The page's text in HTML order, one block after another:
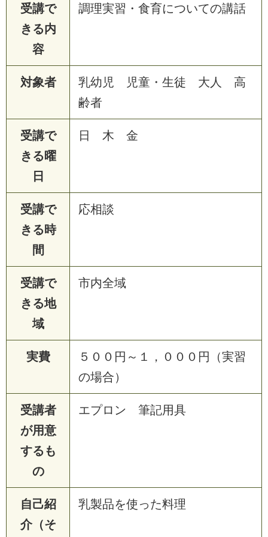
受講で
きる内
容
調理実習・食育についての講話
対象者
乳幼児 児童・生徒 大人 高
齢者
受講で
きる曜
日
日 木 金
受講で
きる時
間
応相談
受講で
きる地
域
市内全域
実費
５００円～１，０００円（実習
の場合）
受講者
が用意
するも
の
エプロン 筆記用具
自己紹
介（そ
乳製品を使った料理